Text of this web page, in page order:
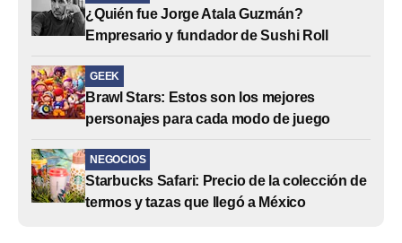
¿Quién fue Jorge Atala Guzmán?
Empresario y fundador de Sushi Roll
GEEK
Brawl Stars: Estos son los mejores
personajes para cada modo de juego
NEGOCIOS
Starbucks Safari: Precio de la colección de
termos y tazas que llegó a México